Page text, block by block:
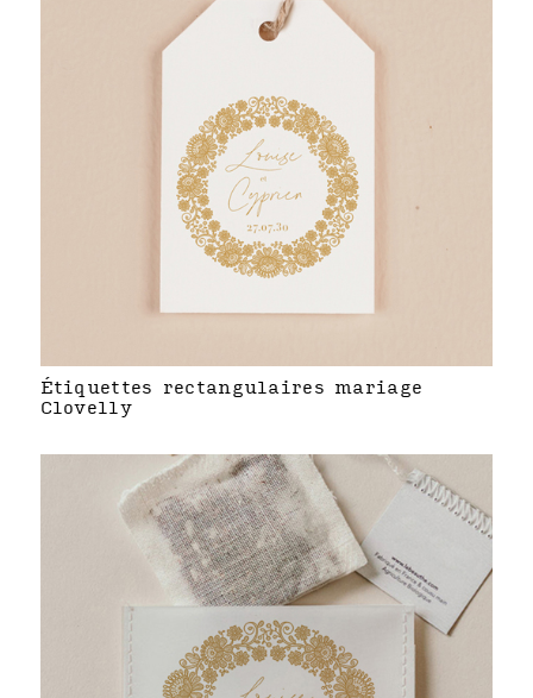
Étiquettes rectangulaires mariage
Clovelly